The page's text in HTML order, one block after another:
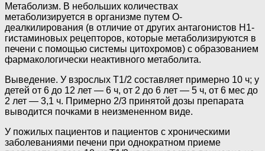
Метаболизм. В небольших количествах
метаболизируется в организме путем О-
деалкилирования (в отличие от других антагонистов H1-
гистаминовых рецепторов, которые метаболизируются в
печени с помощью системы цитохромов) с образованием
фармакологически неактивного метаболита.
Выведение. У взрослых T1/2 составляет примерно 10 ч; у
детей от 6 до 12 лет — 6 ч, от 2 до 6 лет — 5 ч, от 6 мес до
2 лет — 3,1 ч. Примерно 2/3 принятой дозы препарата
выводится почками в неизмененном виде.
У пожилых пациентов и пациентов с хроническими
заболеваниями печени при однократном приеме